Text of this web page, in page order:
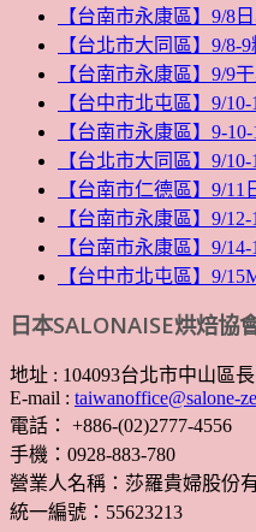
【台南市永康區】9/8
【台北市大同區】9/8-
【台南市永康區】9/9
【台中市北屯區】9/
【台南市永康區】9-
【台北市大同區】9/
【台南市仁德區】9/
【台南市永康區】9/
【台南市永康區】9/
【台中市北屯區】9/
日本SALONAISE烘焙協
地址 : 104093台北市中山區
E-mail : taiwanoffice@salone-
電話： +886-(02)2777-4556
手機：0928-883-780
營業人名稱：莎羅貴婦股份
統一編號：55623213